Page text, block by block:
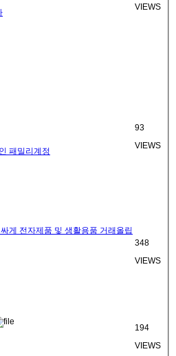
VIEWS
패밀리계정
93
VIEWS
게 전자제품 및 생활용품 거래올립
348
VIEWS
194
VIEWS